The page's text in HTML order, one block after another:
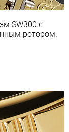
SW300 с
ротором.